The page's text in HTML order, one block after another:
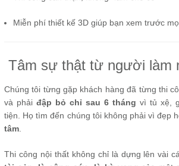
Miễn phí thiết kế 3D giúp bạn xem trước
Tâm sự thật từ người làm
Chúng tôi từng gặp khách hàng đã từng thi
và phải đập bỏ chỉ sau 6 tháng vì tủ xệ,
tiện. Họ tìm đến chúng tôi không phải vì đẹp
tâm
Thi công nội thất không chỉ là dựng lên vài